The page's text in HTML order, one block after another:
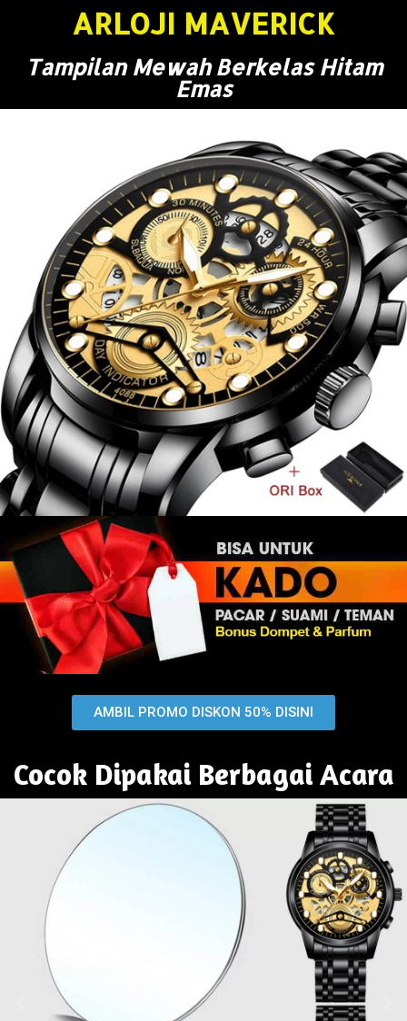
ARLOJI MAVERICK
Tampilan Mewah Berkelas Hitam
Emas
AMBIL PROMO DISKON 50% DISINI
Cocok Dipakai Berbagai Acara